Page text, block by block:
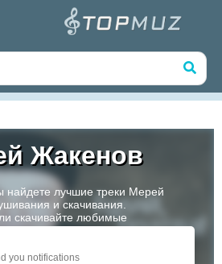
Жакенов
найдете лучшие треки Мерей
и скачивания.
скачивайте любимые
качестве. Откройте для себя
самых перспективных артистов
you notifications